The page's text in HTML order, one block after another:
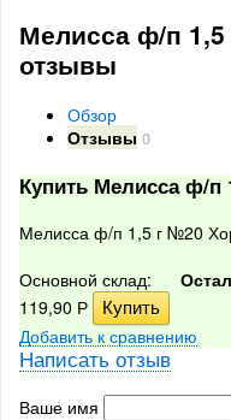
Мелисса ф/п
отзывы
Обзор
Отзывы 0
Купить Мелисса ф/
Мелисса ф/п 1,5 г №20
Основной склад:
119,90 Р
Добавить к сравнению
Написать отзыв
Ваше имя